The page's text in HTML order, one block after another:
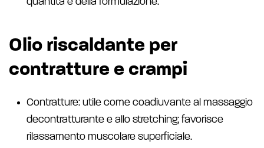
Olio riscaldante per
contratture e crampi
Contratture: utile come coadiuvante al massaggio
decontratturante e allo stretching; favorisce
rilassamento muscolare superficiale.